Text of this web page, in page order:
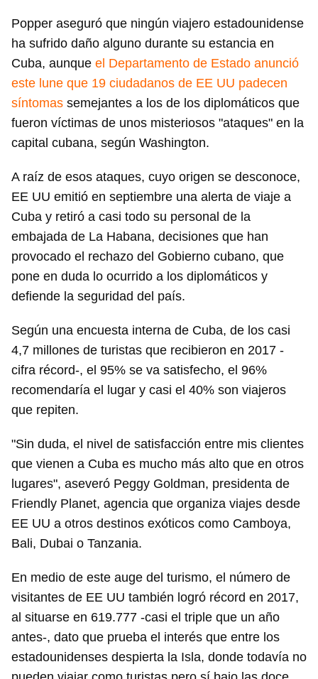
Popper aseguró que ningún viajero estadounidense
ha sufrido daño alguno durante su estancia en
Cuba, aunque el Departamento de Estado anunció
este lune que 19 ciudadanos de EE UU padecen
síntomas semejantes a los de los diplomáticos que
fueron víctimas de unos misteriosos "ataques" en la
capital cubana, según Washington.
A raíz de esos ataques, cuyo origen se desconoce,
EE UU emitió en septiembre una alerta de viaje a
Cuba y retiró a casi todo su personal de la
embajada de La Habana, decisiones que han
provocado el rechazo del Gobierno cubano, que
pone en duda lo ocurrido a los diplomáticos y
defiende la seguridad del país.
Según una encuesta interna de Cuba, de los casi
4,7 millones de turistas que recibieron en 2017 -
cifra récord-, el 95% se va satisfecho, el 96%
recomendaría el lugar y casi el 40% son viajeros
que repiten.
"Sin duda, el nivel de satisfacción entre mis clientes
que vienen a Cuba es mucho más alto que en otros
lugares", aseveró Peggy Goldman, presidenta de
Friendly Planet, agencia que organiza viajes desde
EE UU a otros destinos exóticos como Camboya,
Bali, Dubai o Tanzania.
En medio de este auge del turismo, el número de
visitantes de EE UU también logró récord en 2017,
al situarse en 619.777 -casi el triple que un año
antes-, dato que prueba el interés que entre los
estadounidenses despierta la Isla, donde todavía no